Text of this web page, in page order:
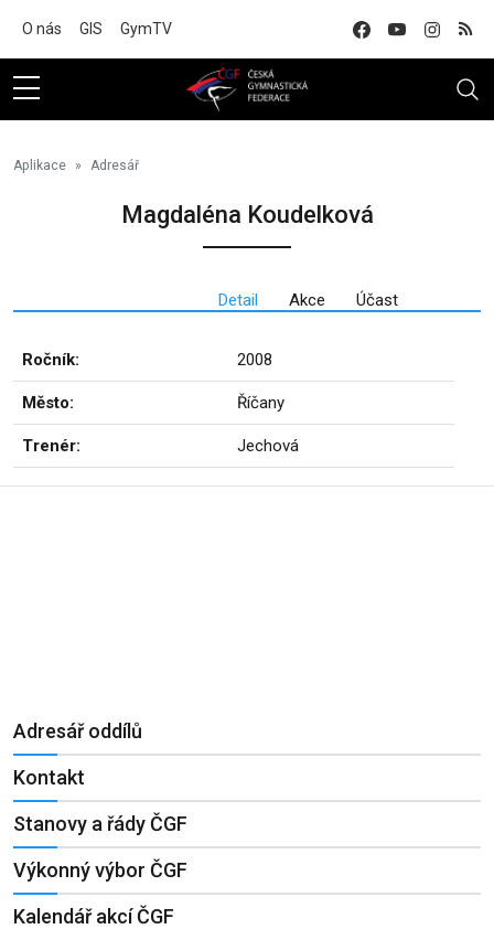
O nás GIS GymTV
Aplikace Adresář
Magdaléna Koudelková
Detail Akce Účast
Ročník: 2008
Město: Říčany
Trenér: Jechová
Adresář oddílů
Kontakt
Stanovy a řády ČGF
Výkonný výbor ČGF
Kalendář akcí ČGF